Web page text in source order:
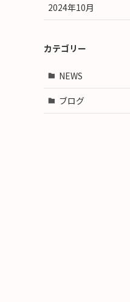
2024年10月
カテゴリー
NEWS
ブログ